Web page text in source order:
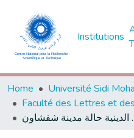
Institutions
Home
حالة مدينة شفشاون